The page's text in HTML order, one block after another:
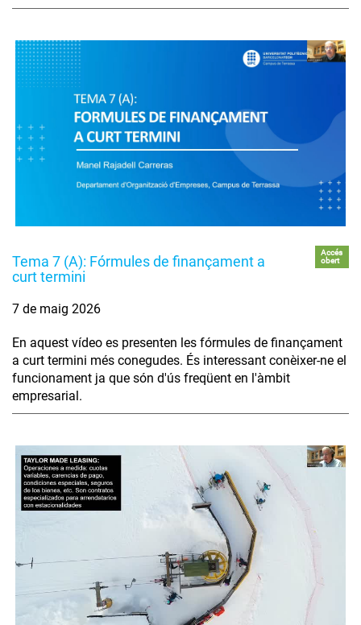
Tema 7 (A): Fórmules de finançament a
curt termini
Accés
obert
7 de maig 2026
En aquest vídeo es presenten les fórmules de finançament
a curt termini més conegudes. És interessant conèixer-ne el
funcionament ja que són d'ús freqüent en l'àmbit
empresarial.